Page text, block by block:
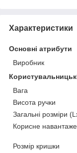
Характеристики
Основні атрибути
Виробник
Вага
Висота ручки
Загальні розміри
Корисне
Розмір кришки